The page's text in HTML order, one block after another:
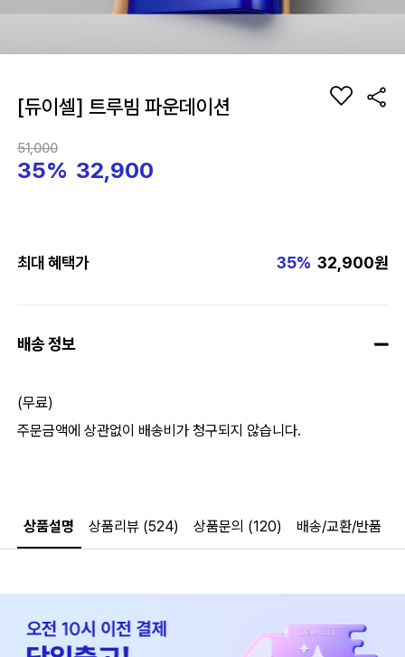
[듀이셀] 트루빔 파운데이션
51,000
35% 32,900
최대 혜택가 35% 32,900원
배송 정보
(무료)
주문금액에 상관없이 배송비가 청구되지 않습니다.
상품설명 상품리뷰 (524) 상품문의 (120) 배송/교환/반품